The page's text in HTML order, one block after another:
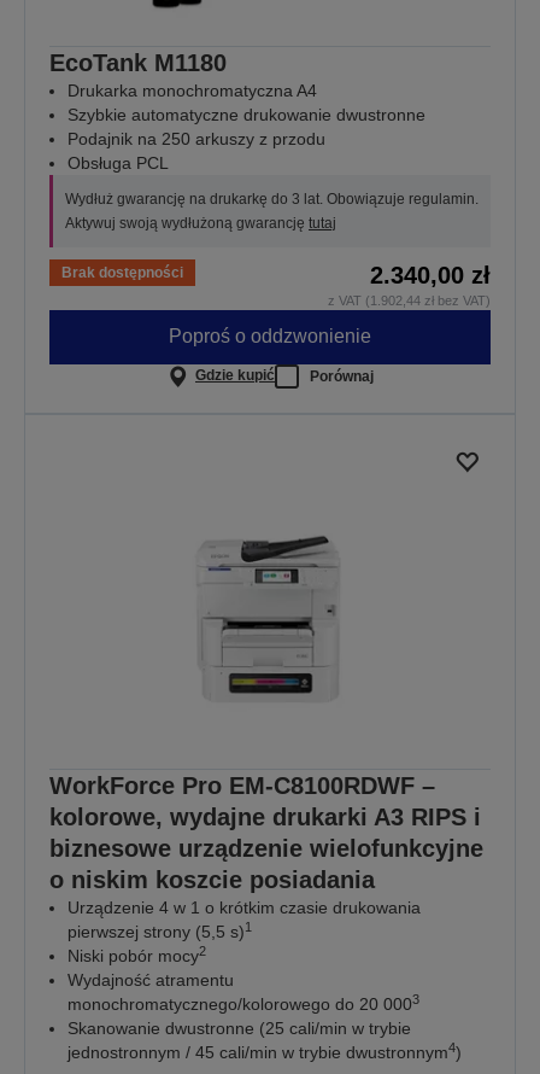
EcoTank M1180
Drukarka monochromatyczna A4
Szybkie automatyczne drukowanie dwustronne
Podajnik na 250 arkuszy z przodu
Obsługa PCL
Wydłuż gwarancję na drukarkę do 3 lat. Obowiązuje regulamin.
Aktywuj swoją wydłużoną gwarancję tutaj
Brak dostępności 2.340,00 zł
z VAT (1.902,44 zł bez VAT)
Poproś o oddzwonienie
Gdzie kupić Porównaj
WorkForce Pro EM-C8100RDWF –
kolorowe, wydajne drukarki A3 RIPS i
biznesowe urządzenie wielofunkcyjne
o niskim koszcie posiadania
Urządzenie 4 w 1 o krótkim czasie drukowania
pierwszej strony (5,5 s)1
Niski pobór mocy2
Wydajność atramentu
monochromatycznego/kolorowego do 20 0003
Skanowanie dwustronne (25 cali/min w trybie
jednostronnym / 45 cali/min w trybie dwustronnym4)